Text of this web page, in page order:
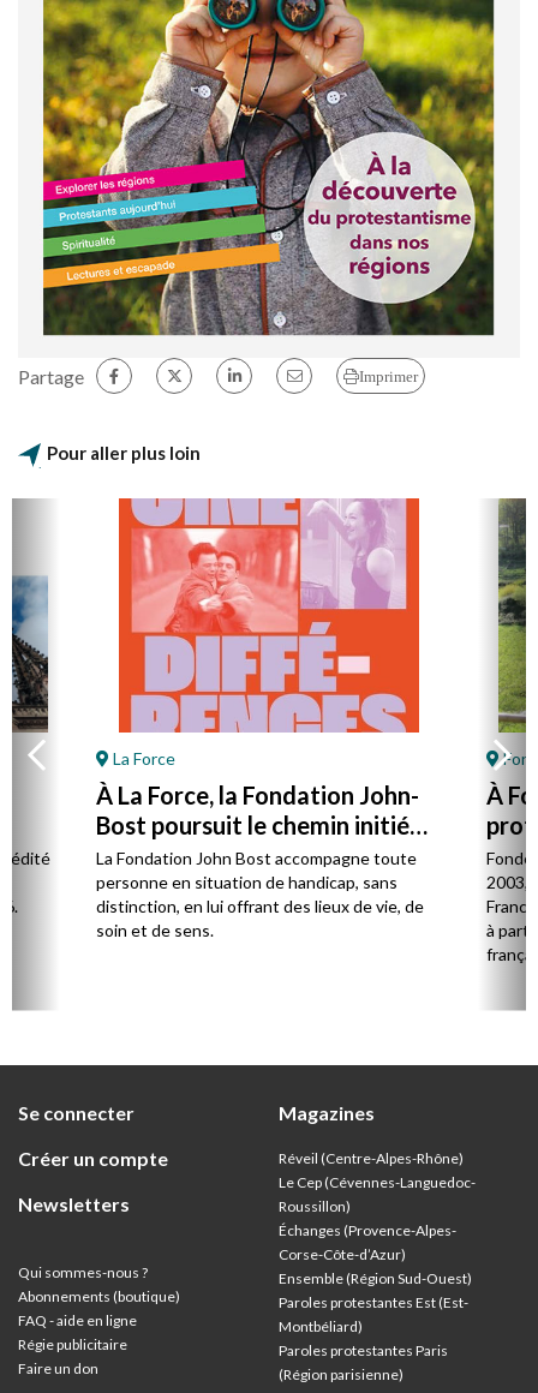
Partage Imprimer
Pour aller plus loin
édité
La Force
À La Force, la Fondation John-
Bost poursuit le chemin initié
par son fondateur
La Fondation John Bost accompagne toute
personne en situation de handicap, sans
distinction, en lui offrant des lieux de vie, de
soin et de sens.
À
à la
Fondé
2003,
à
Se connecter
Créer un compte
Newsletters
Qui sommes-nous ?
Abonnements (boutique)
FAQ - aide en ligne
Régie publicitaire
Faire un don
Magazines
Réveil (Centre-Alpes-Rhône)
Le Cep (Cévennes-Languedoc-
Roussillon)
Échanges (Provence-Alpes-
Corse-Côte-d’Azur)
Ensemble (Région Sud-Ouest)
Paroles protestantes Est (Est-
Montbéliard)
Paroles protestantes Paris
(Région parisienne)